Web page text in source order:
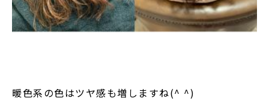
暖色系の色はツヤ感も増しますね(^ ^)